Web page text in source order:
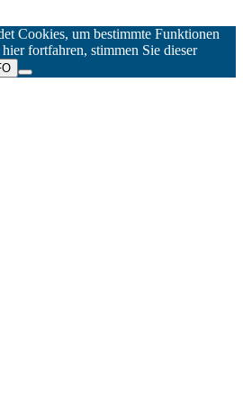
Cookies, um bestimmte Funktionen
fortfahren, stimmen Sie dieser